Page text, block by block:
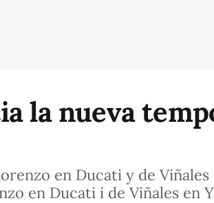
la nueva
en Ducati y de Viñales
en Ducati i de Viñales en